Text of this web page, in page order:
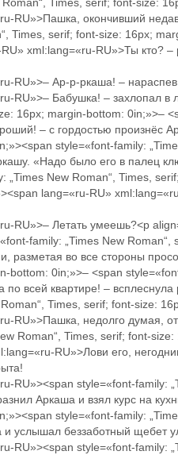
RU»>Пашка, окончивший
Times, serif; font-size: 16px;
xml:lang=«ru-RU»>Ты кто?
RU»>– Ар-р-ркаша! – нараспев
RU»>– Бабушка! – захлопал
16px; margin-bottom: 0in;»>–
– с гордостью произнёс
style=«font-family:
«Надо было его в палец
New Roman“, Times,
lang=«ru-RU»
RU»>– Летать умеешь?<p
family: „Times New Roman“,
разметая во все стороны
bottom: 0in;»>– <span
всей квартире! – всплеснула
Times, serif; font-size:
RU»>Пашка, недолго думая,
Roman“, Times, serif; font-
RU»>Лови его,
RU»><span style=«font-family:
Аркаша и взял курс на
style=«font-family:
услышал беззаботный щебет
RU»><span style=«font-family: